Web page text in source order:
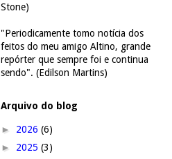
Stone)
"Periodicamente tomo notícia dos
feitos do meu amigo Altino, grande
repórter que sempre foi e continua
sendo". (Edilson Martins)
Arquivo do blog
► 2026 (6)
► 2025 (3)